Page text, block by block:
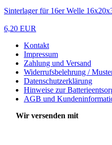
Sinterlager für 16er Welle
6,20 EUR
Kontakt
Impressum
Zahlung und Versand
Widerrufsbelehrung /
Datenschutzerklärung
Hinweise zur
AGB und
Wir versenden mit